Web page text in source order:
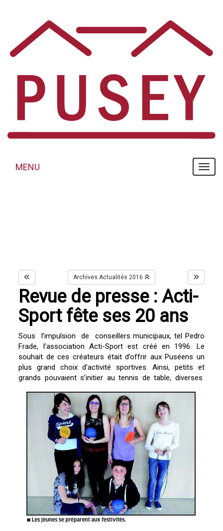
MENU
MENU
Archives Actualités 2016
Revue de presse : Acti-
Sport fête ses 20 ans
Sous l’impulsion de conseillers municipaux, tel Pedro
Frade, l’association Acti-Sport est créé en 1996. Le
souhait de ces créateurs était d’offrir aux Puséens un
plus grand choix d’activité sportives. Ainsi, petits et
grands pouvaient s’initier autennis de table, diverses